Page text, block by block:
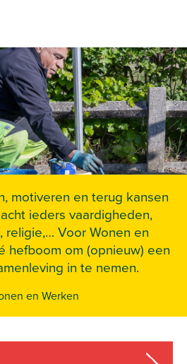
motiveren en terug kansen
ieders vaardigheden,
religie,… Voor Wonen en
hefboom om (opnieuw) een
in te nemen.
en Werken